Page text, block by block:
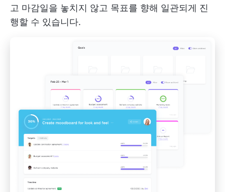
고 마감일을 놓치지 않고 목표를 향해 일관되게 진
행할 수 있습니다.